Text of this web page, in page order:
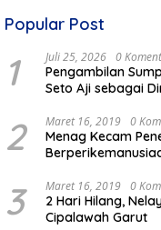
Popular Post
1 Juli 25, 2026 0
Pengambilan
Seto Aji sebagai
2 Maret 16, 2019 0
Menag Kecam
3 Maret 16, 2019 0
2 Hari Hilang,
Cipalawah Garut